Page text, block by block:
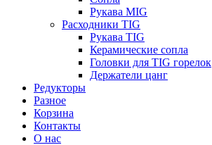
Рукава MIG
Расходники TIG
Рукава TIG
Керамические сопла
Головки для TIG горелок
Держатели цанг
Редукторы
Разное
Корзина
Контакты
О нас